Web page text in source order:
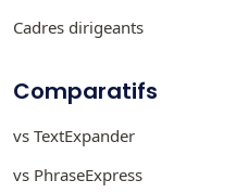
Cadres dirigeants
Comparatifs
vs TextExpander
vs PhraseExpress